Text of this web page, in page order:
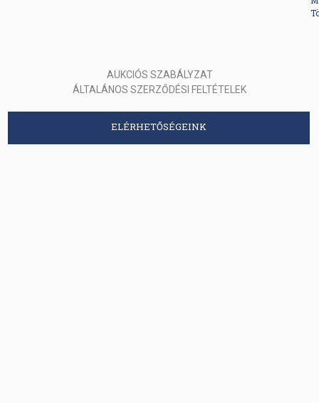
AUKCIÓS SZABÁLYZAT
ÁLTALÁNOS SZERZŐDÉSI FELTÉTELEK
ELÉRHETŐSÉGEINK